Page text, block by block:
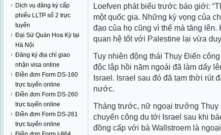
Dịch vụ đăng ký cấp
phiếu LLTP số 2 trực
tuyến
Đại Sứ Quán Hoa Kỳ tại
Hà Nội
Đăng ký địa chỉ giao
nhận visa online
Điền đơn Form DS-160
trực tuyến online
Điền đơn Form DS-260
trực tuyến online
Điền đơn Form DS-261
trực tuyến online
Loefven phát biểu trước báo giới:
một quốc gia. Những kỳ vọng của
đạo của họ cũng vì thế mà tăng
quan hệ tốt với Palestine lại vừa
Tuy nhiên động thái Thụy Điển
độc lập hồi năm ngoái đã làm dấy
Israel. Israel sau đó đã tạm thời rút
nước.
Tháng trước, nữ ngoại trưởng Thụy
chuyến công du tới Israel sau khi
đồng cấp với bà Wallstroem là